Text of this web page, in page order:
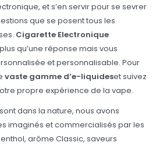
et s’en servir pour se sevrer
que se posent tous les
Cigarette Electronique
qu’une réponse mais vous
et personnalisable. Pour
vaste gamme d’e-liquideset suivez
propre expérience de la vape.
dans la nature, nous avons
imaginés et commercialisés par les
arôme Classic, saveurs